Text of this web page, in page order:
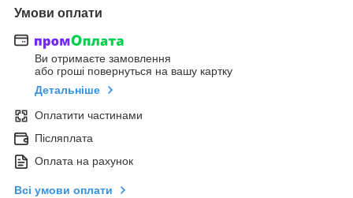
Умови оплати
Ви отримаєте замовлення
або гроші повернуться на вашу картку
Детальніше
Оплатити частинами
Післяплата
Оплата на рахунок
Всі умови оплати